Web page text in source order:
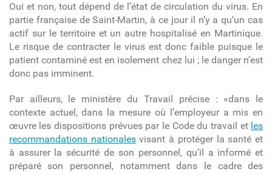
Oui et non, tout dépend de l’état de circulation du virus. En
partie française de Saint-Martin, à ce jour il n’y a qu’un cas
actif sur le territoire et un autre hospitalisé en Martinique.
Le risque de contracter le virus est donc faible puisque le
patient contaminé est en isolement chez lui ; le danger n’est
donc pas imminent.
Par ailleurs, le ministère du Travail précise : «dans le
contexte actuel, dans la mesure où l’employeur a mis en
œuvre les dispositions prévues par le Code du travail et les
recommandations nationalesvisant à protéger la santé et
à assurer la sécurité de son personnel, qu’il a informé et
préparé son personnel, notamment dans le cadre des